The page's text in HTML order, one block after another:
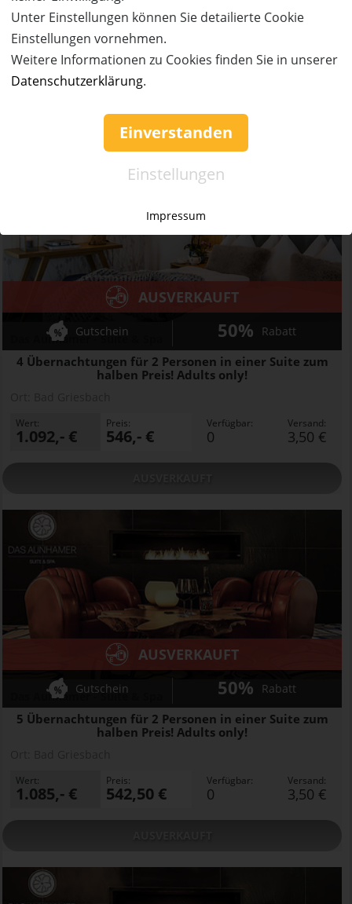
Unter Einstellungen können Sie detailierte Cookie
Einstellungen vornehmen.
Weitere Informationen zu Cookies finden Sie in unserer
Datenschutzerklärung.
Einverstanden
Einstellungen
Impressum
4 Übernachtungen für 2 Personen in einer Suite zum
halben Preis! Adults only!
Ort:Bad Griesbach
Wert:
1.092,- €
Preis:
546,- €
Verfügbar: Versand:
Das Aunhamer - Suite & Spa
4 Übernachtungen für 2 Personen in einer Suite zum
halben Preis! Adults only!
AUSVERKAUFT
Gutschein 50% Rabatt
Wert:
1.092,- €
Preis:
546,- €
Verfügbar:
0
Versand:
3,50 €
Das Aunhamer - Suite & Spa
5 Übernachtungen für 2 Personen in einer Suite zum
halben Preis! Adults only!
AUSVERKAUFT
Gutschein 50% Rabatt
Wert:
1.085,- €
Preis:
542,50 €
Verfügbar:
0
Versand:
3,50 €